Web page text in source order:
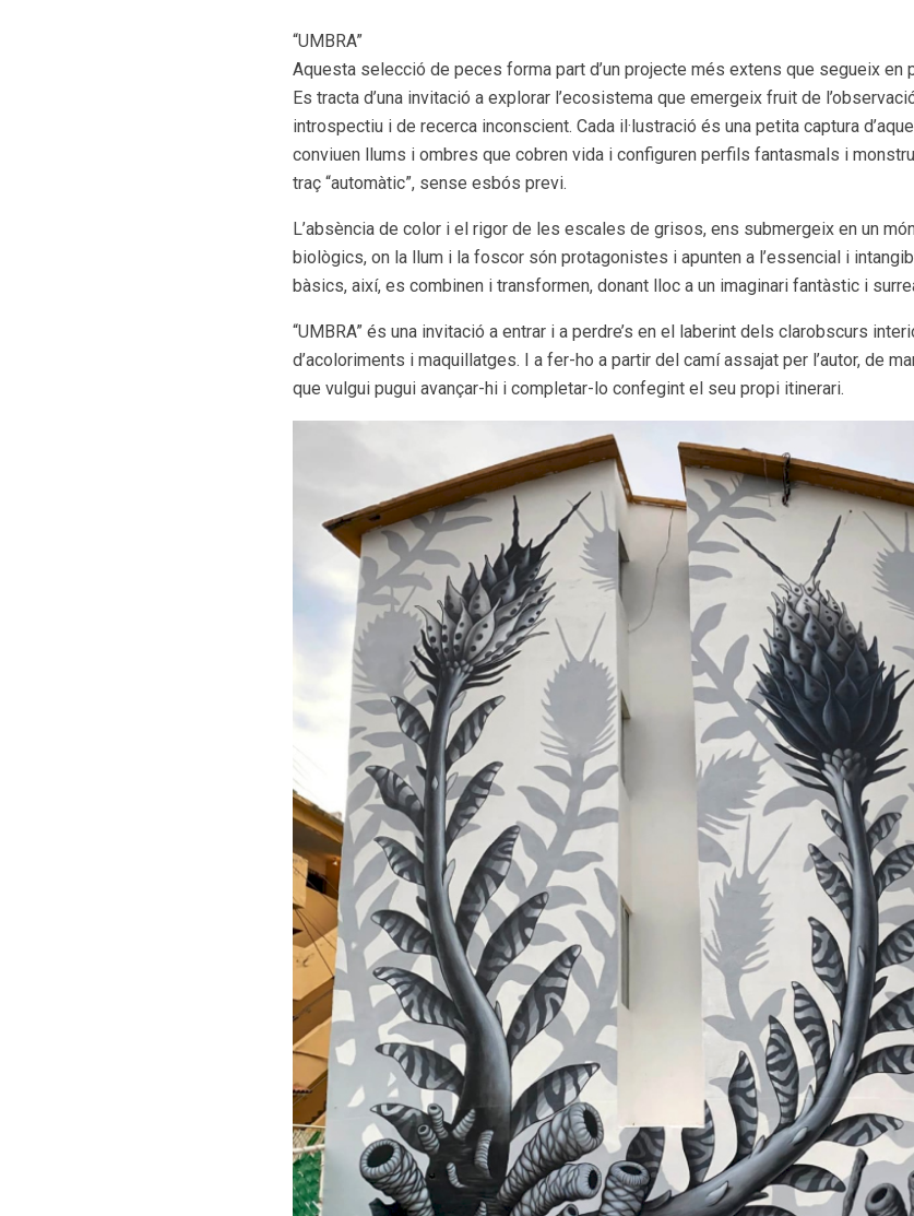
“UMBRA”
Aquesta selecció de peces forma part d’un projecte més extens que segueix en
Es tracta d’una invitació a explorar l’ecosistema que emergeix fruit de
introspectiu i de recerca inconscient. Cada il·lustració és una petita captura
conviuen llums i ombres que cobren vida i configuren perfils fantasmals i
traç “automàtic”, sense esbós previ.
L’absència de color i el rigor de les escales de grisos, ens submergeix en un
biològics, on la llum i la foscor són protagonistes i apunten a l’essencial i
bàsics, així, es combinen i transformen, donant lloc a un imaginari fantàstic i
“UMBRA” és una invitació a entrar i a perdre’s en el laberint dels clarobscurs
d’acoloriments i maquillatges. I a fer-ho a partir del camí assajat per l’autor, de
que vulgui pugui avançar-hi i completar-lo confegint el seu propi itinerari.